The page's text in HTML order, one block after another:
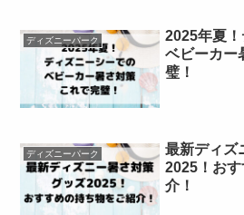
ディズニーパーク
2025年夏
ベビーカー
璧！
ディズニーパーク
最新ディズ
2025！お
介！